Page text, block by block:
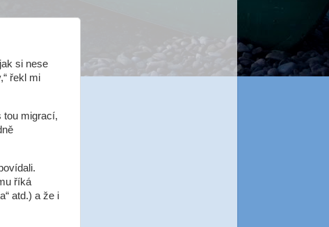
si nese
řekl mi
tou migrací,
říká
atd.) a že i